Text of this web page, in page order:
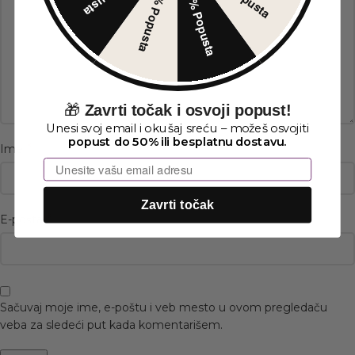
Ime
E-pošta*
Sačuvaj moje ime, e-poštu i veb mesto u ovom pregledaču
veba za sledeći put kada komentarišem.
30% Popusta
5% Popusta
🎁 Zavrti točak i osvoji popust!
Unesi svoj email i okušaj sreću – možeš osvojiti
popust do 50% ili besplatnu dostavu.
Email
Zavrti točak